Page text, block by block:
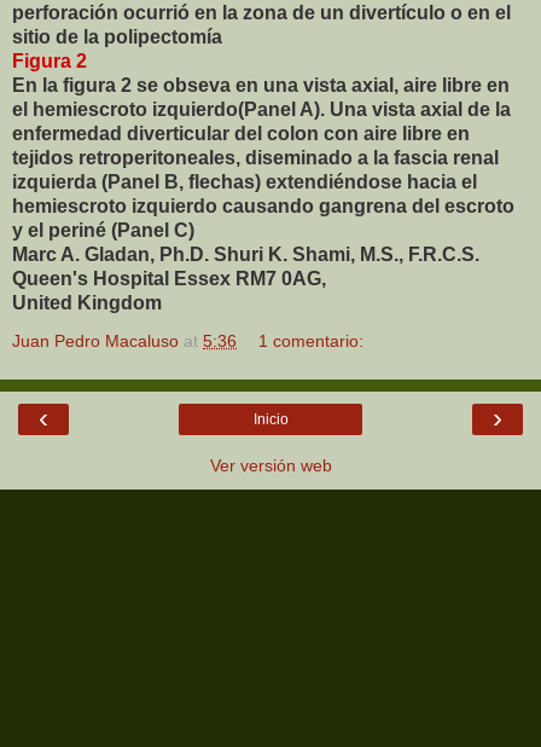
perforación ocurrió en la zona de un divertículo o en el
sitio de la polipectomía
Figura 2
En la figura 2 se obseva en una vista axial, aire libre en
el hemiescroto izquierdo(Panel A). Una vista axial de la
enfermedad diverticular del colon con aire libre en
tejidos retroperitoneales, diseminado a la fascia renal
izquierda (Panel B, flechas) extendiéndose hacia el
hemiescroto izquierdo causando gangrena del escroto
y el periné (Panel C)
Marc A. Gladan, Ph.D. Shuri K. Shami, M.S., F.R.C.S.
Queen's Hospital Essex RM7 0AG,
United Kingdom
Juan Pedro Macaluso at 5:36 1 comentario:
‹ ›
Inicio
Ver versión web